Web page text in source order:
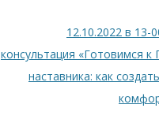
12.10.2022 в 13-
консультация «Готовимся к
наставника: как